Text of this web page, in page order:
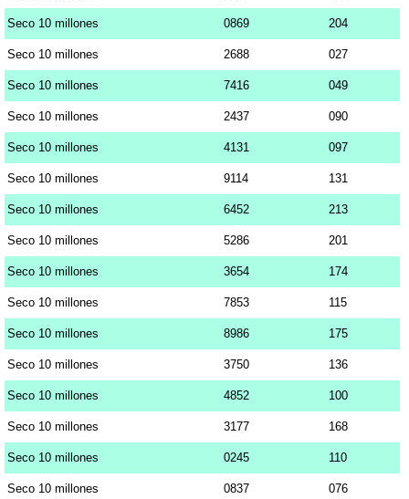
Seco 10 millones 0869 204
Seco 10 millones 2688 027
Seco 10 millones 7416 049
Seco 10 millones 2437 090
Seco 10 millones 4131 097
Seco 10 millones 9114 131
Seco 10 millones 6452 213
Seco 10 millones 5286 201
Seco 10 millones 3654 174
Seco 10 millones 7853 115
Seco 10 millones 8986 175
Seco 10 millones 3750 136
Seco 10 millones 4852 100
Seco 10 millones 3177 168
Seco 10 millones 0245 110
Seco 10 millones 0837 076